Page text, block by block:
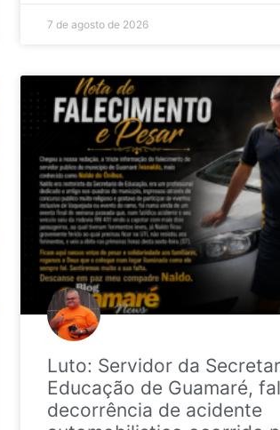
7 de agosto de 2026
Luto: Servidor da
Educação de Guamaré,
decorrência de acidente